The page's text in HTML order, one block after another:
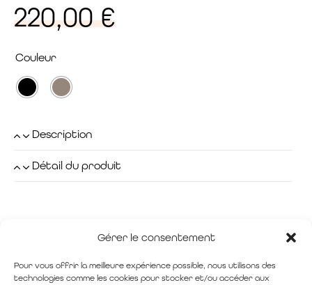
Gérer le consentement
Pour vous offrir la meilleure expérience possible, nous utilisons des
technologies comme les cookies pour stocker et/ou accéder aux
220,00€
Couleur
Description
Détail du produit